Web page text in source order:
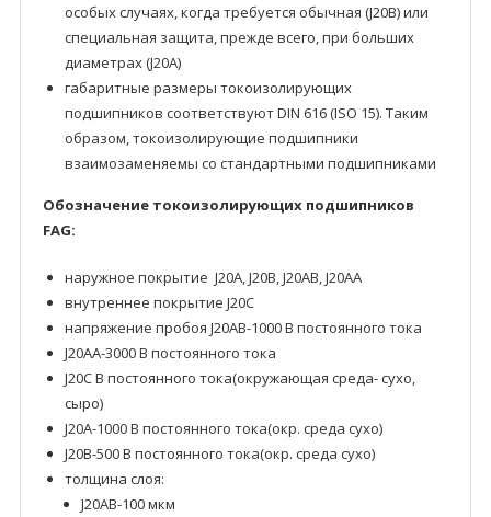
особых случаях, когда требуется обычная (J20B) или
специальная защита, прежде всего, при больших
диаметрах (J20A)
габаритные размеры токоизолирующих
подшипников соответствуют DIN 616 (ISO 15). Таким
образом, токоизолирующие подшипники
взаимозаменяемы со стандартными подшипниками
Обозначение токоизолирующих подшипников
FAG:
наружное покрытие J20A, J20B, J20AB, J20AA
внутреннее покрытие J20C
напряжение пробоя J20AB-1000 В постоянного тока
J20AA-3000 В постоянного тока
J20C В постоянного тока(окружающая среда- сухо,
сыро)
J20A-1000 В постоянного тока(окр. среда сухо)
J20B-500 В постоянного тока(окр. среда сухо)
толщина слоя:
J20AB-100 мкм